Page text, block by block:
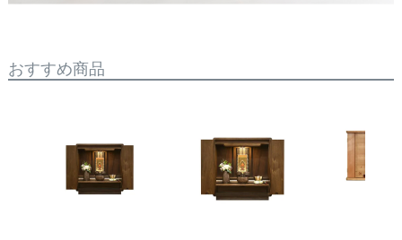
おすすめ商品